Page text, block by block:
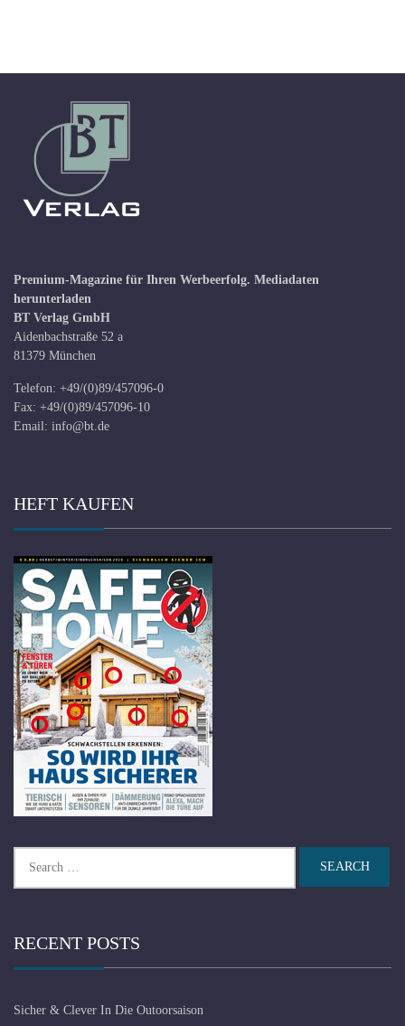
Premium-Magazine für Ihren Werbeerfolg. Mediadaten
herunterladen
BT Verlag GmbH
Aidenbachstraße 52 a
81379 München
Telefon: +49/(0)89/457096-0
Fax: +49/(0)89/457096-10
Email: info@bt.de
HEFT KAUFEN
for:
RECENT POSTS
Sicher & Clever In Die Outoorsaison